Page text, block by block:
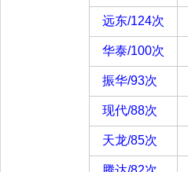
远东/124次
华泰/100次
振华/93次
现代/88次
天龙/85次